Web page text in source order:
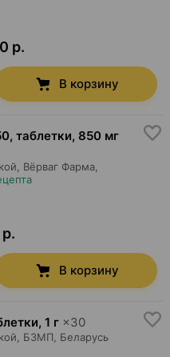
р.
В корзину
таблетки, 850 мг
Вёрваг Фарма
В корзину
, 1 г ×30
БЗМП , Беларусь